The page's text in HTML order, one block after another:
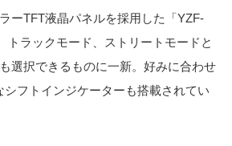
ーTFT液晶パネルを採用した「YZF-
トラックモード、ストリートモードと
選択できるものに一新。好みに合わせ
フトインジケーターも搭載されてい